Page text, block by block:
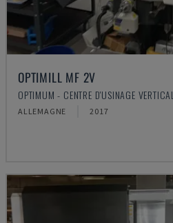
OPTIMILL MF 2V
OPTIMUM - CENTRE D'USINAGE VERTICAL
ALLEMAGNE 2017